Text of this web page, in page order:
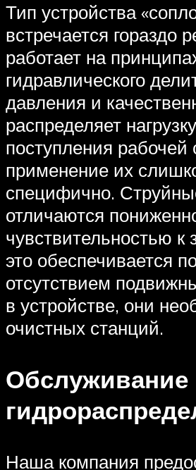
Тип устройства
встречается гораздо
работает на
гидравлического
давления и
распределяет
поступления рабочей
применение их
специфично.
отличаются
чувствительностью к
это обеспечивается
отсутствием
в устройстве, они
очистных станций.
Обслуживание
Наша компания